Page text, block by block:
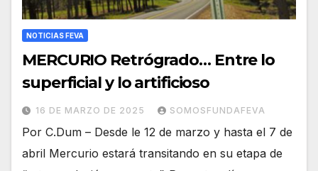
NOTICIAS FEVA
MERCURIO Retrógrado… Entre lo
superficial y lo artificioso
16 DE MARZO DE 2025 SOMOSFUNDAFEVA
Por C.Dum – Desde le 12 de marzo y hasta el 7 de
abril Mercurio estará transitando en su etapa de